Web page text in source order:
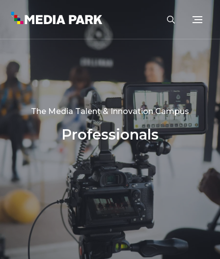
The Media Talent & Innovation Campus
Professionals